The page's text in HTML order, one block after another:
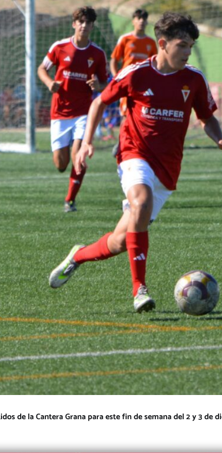
de la Cantera Grana para este fin de semana del 2 y 3 de